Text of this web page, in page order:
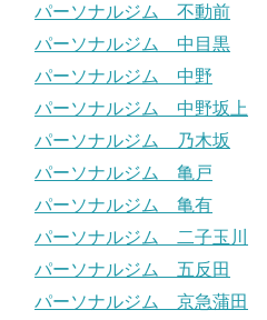
パーソナルジム 不動前
パーソナルジム 中目黒
パーソナルジム 中野
パーソナルジム 中野坂上
パーソナルジム 乃木坂
パーソナルジム 亀戸
パーソナルジム 亀有
パーソナルジム 二子玉川
パーソナルジム 五反田
パーソナルジム 京急蒲田